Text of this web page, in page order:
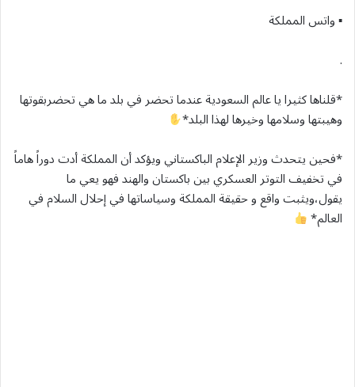
▪ واتس المملكة
.
*قلناها كثيرا يا عالم السعودية عندما تحضر في بلد ما هي تحضربقوتها
وهيبتها وسلامها وخيرها لهذا البلد*
*فحين يتحدث وزير الإعلام الباكستاني ويؤكد أن المملكة أدت دوراً هاماً
في تخفيف التوتر العسكري بين باكستان والهند فهو يعي ما
يقول،ويثبت واقع و حقيقة المملكة وسياساتها في إحلال السلام في
العالم*